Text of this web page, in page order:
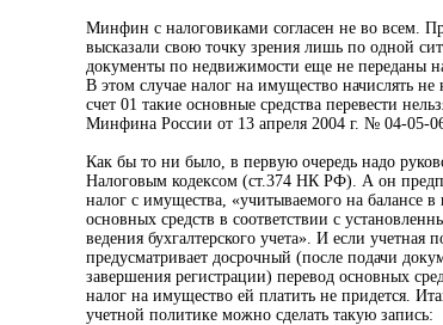
Минфин с налоговиками согласен не во всем.
высказали свою точку зрения лишь по одной
документы по недвижимости еще не переданы
В этом случае налог на имущество начислять
счет 01 такие основные средства перевести
Минфина России от 13 апреля 2004 г. № 04-05-
Как бы то ни было, в первую очередь надо
Налоговым кодексом (ст.374 НК РФ). А он
налог с имущества, «учитываемого на балансе в
основных средств в соответствии с
ведения бухгалтерского учета». И если учетная
предусматривает досрочный (после подачи
завершения регистрации) перевод основных
налог на имущество ей платить не придется.
учетной политике можно сделать такую запись: